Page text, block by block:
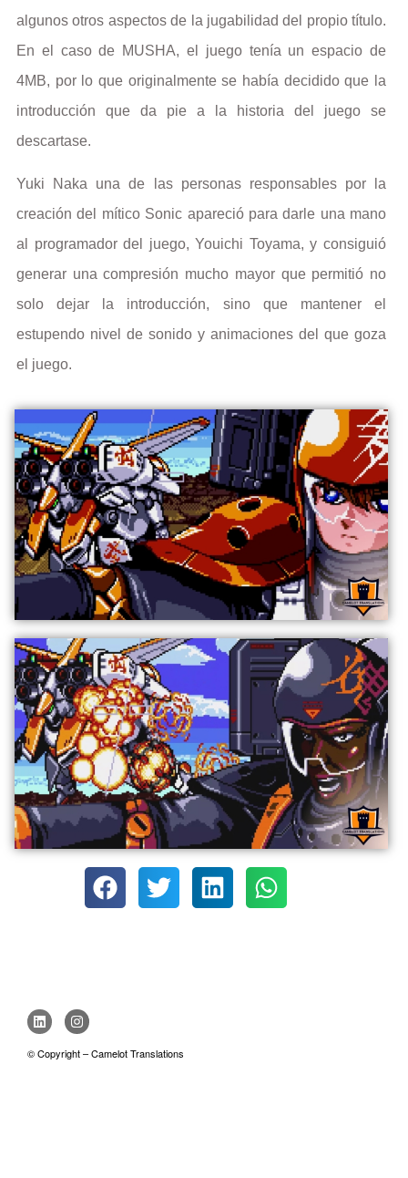
algunos otros aspectos de la jugabilidad del propio título.
En el caso de MUSHA, el juego tenía un espacio de
4MB, por lo que originalmente se había decidido que la
introducción que da pie a la historia del juego se
descartase.
Yuki Naka una de las personas responsables por la
creación del mítico Sonic apareció para darle una mano
al programador del juego, Youichi Toyama, y consiguió
generar una compresión mucho mayor que permitió no
solo dejar la introducción, sino que mantener el
estupendo nivel de sonido y animaciones del que goza
el juego.
© Copyright – Camelot Translations